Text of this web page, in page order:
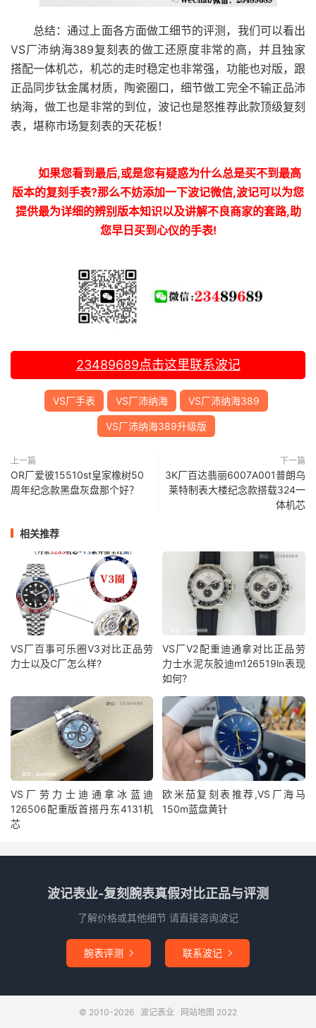
总结：通过上面各方面做工细节的评测，我们可以看出
VS厂沛纳海389复刻表的做工还原度非常的高，并且独家
搭配一体机芯，机芯的走时稳定也非常强，功能也对版，跟
正品同步钛金属材质，陶瓷圈口，细节做工完全不输正品沛
纳海，做工也是非常的到位，波记也是怒推荐此款顶级复刻
表，堪称市场复刻表的天花板！
如果您看到最后,或是您有疑惑为什么总是买不到最高
版本的复刻手表?那么不妨添加一下波记微信,波记可以为您
提供最为详细的辨别版本知识以及讲解不良商家的套路,助
您早日买到心仪的手表!
23489689点击这里联系波记
VS厂手表 VS厂沛纳海 VS厂沛纳海389
VS厂沛纳海389升级版
上一篇
OR厂爱彼15510st皇家橡树50
周年纪念款黑盘灰盘那个好？
下一篇
3K厂百达翡丽6007A001普朗乌
莱特制表大楼纪念款搭载324一
体机芯
相关推荐
VS厂百事可乐圈V3对比正品劳
力士以及C厂怎么样?
VS厂V2配重迪通拿对比正品劳
力士水泥灰胶迪m126519ln表现
如何?
VS厂劳力士迪通拿冰蓝迪
126506配重版首搭丹东4131机
芯
欧米茄复刻表推荐,VS厂海马
150m蓝盘黄针
波记表业-复刻腕表真假对比正品与评测
了解价格或其他细节 请直接咨询波记
腕表评测  联系波记 
© 2010-2026 波记表业 网站地图 2022